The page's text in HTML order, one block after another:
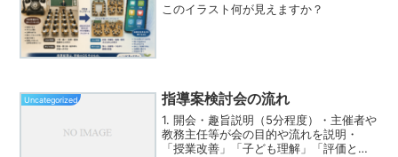
このイラスト何が見えますか？
Uncategorized 指導案検討会の流れ
1. 開会・趣旨説明（5分程度）・主催者や
教務主任等が会の目的や流れを説明・
「授業改善」「子ども理解」「評価との